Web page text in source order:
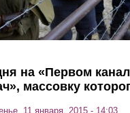
на «Первом
массовку
11 января, 2015 - 14:03